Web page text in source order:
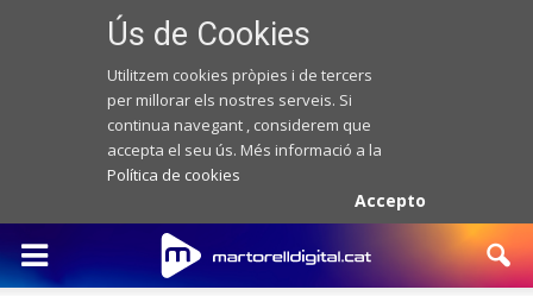
Ús de Cookies
Utilitzem cookies pròpies i de tercers
per millorar els nostres serveis. Si
continua navegant , considerem que
accepta el seu ús. Més informació a la
Política de cookies
Accepto